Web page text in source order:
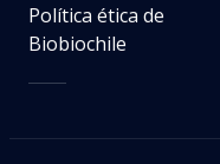
Política ética de
Biobiochile